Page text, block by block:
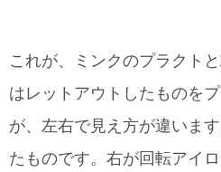
これが、ミンクのプラクト
はレットアウトしたものを
が、左右で見え方が違いま
たものです。右が回転アイ